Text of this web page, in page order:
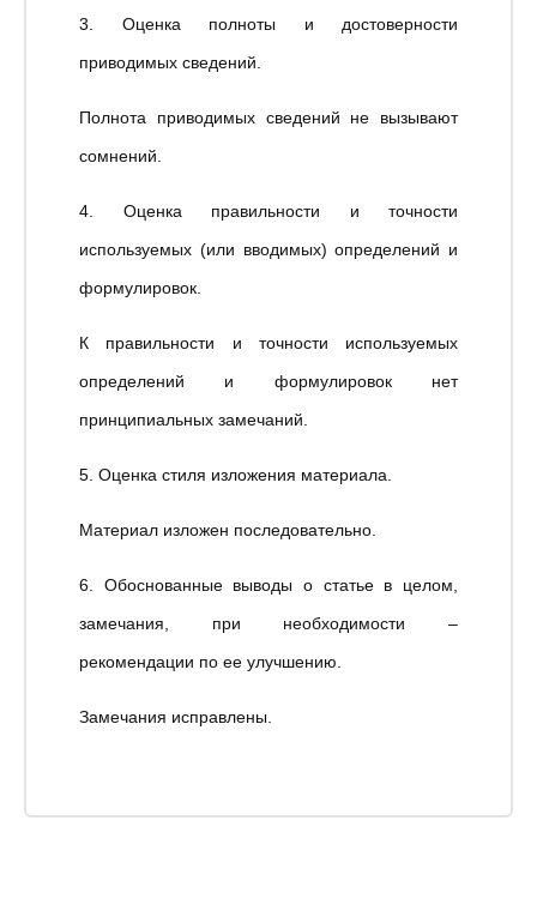
3. Оценка полноты и достоверности
приводимых сведений.
Полнота приводимых сведений не вызывают
сомнений.
4. Оценка правильности и точности
используемых (или вводимых) определений и
формулировок.
К правильности и точности используемых
определений и формулировок нет
принципиальных замечаний.
5. Оценка стиля изложения материала.
Материал изложен последовательно.
6. Обоснованные выводы о статье в целом,
замечания, при необходимости –
рекомендации по ее улучшению.
Замечания исправлены.